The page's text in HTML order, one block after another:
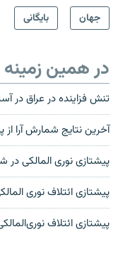
جهان
بایگانی
در همین زمینه
تنش فزاینده در عراق در
آخرین نتایج شمارش آرا از
پیشتازی نوری المالکی
پیشتازى ائتلاف نورى
پیشتازی ائتلاف